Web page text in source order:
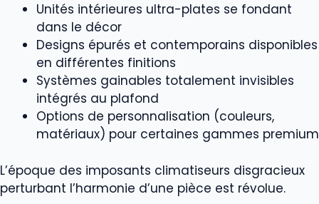
Unités intérieures ultra-plates se fondant
dans le décor
Designs épurés et contemporains disponibles
en différentes finitions
Systèmes gainables totalement invisibles
intégrés au plafond
Options de personnalisation (couleurs,
matériaux) pour certaines gammes premium
L’époque des imposants climatiseurs disgracieux
perturbant l’harmonie d’une pièce est révolue.